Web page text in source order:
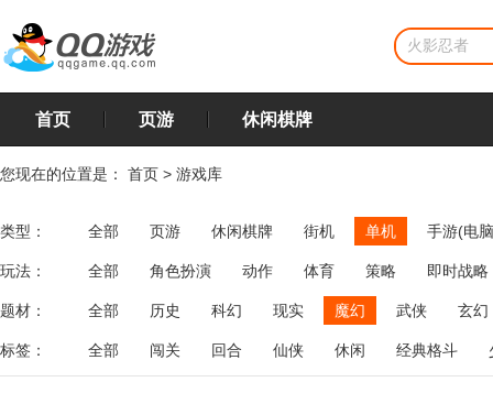
首页 页游 休闲棋牌
您现在的位置是： 首页 > 游戏库
类型： 全部 页游 休闲棋牌 街机 单机 手游(电
玩法： 全部 角色扮演 动作 体育 策略
即时战略
飞行
恋爱 第三人称射击 棋类 牌类 麻将
题材： 全部 历史 科幻 现实 魔幻 武侠 玄幻
标签： 全部 闯关 回合 仙侠 休闲 经典格斗